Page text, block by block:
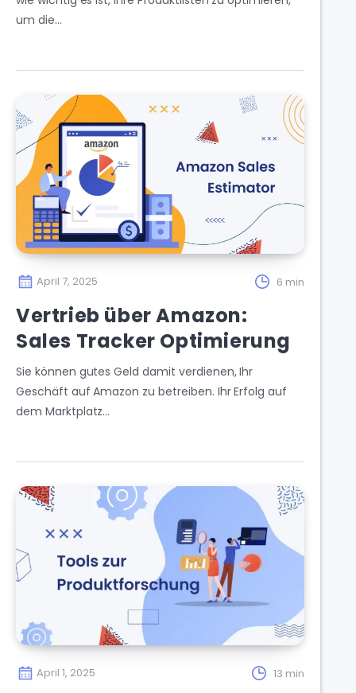
um die…
April 7, 2025 6 min
Vertrieb über Amazon:
Sales Tracker Optimierung
Sie können gutes Geld damit verdienen, Ihr
Geschäft auf Amazon zu betreiben. Ihr Erfolg auf
dem Marktplatz…
April 1, 2025 13 min